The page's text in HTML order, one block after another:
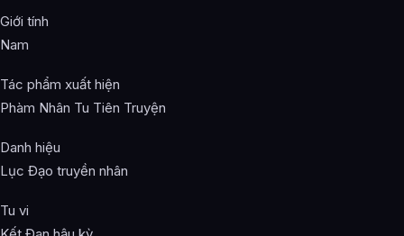
Giới tính
Nam
Tác phẩm xuất hiện
Phàm Nhân Tu Tiên Truyện
Danh hiệu
Lục Đạo truyền nhân
Tu vi